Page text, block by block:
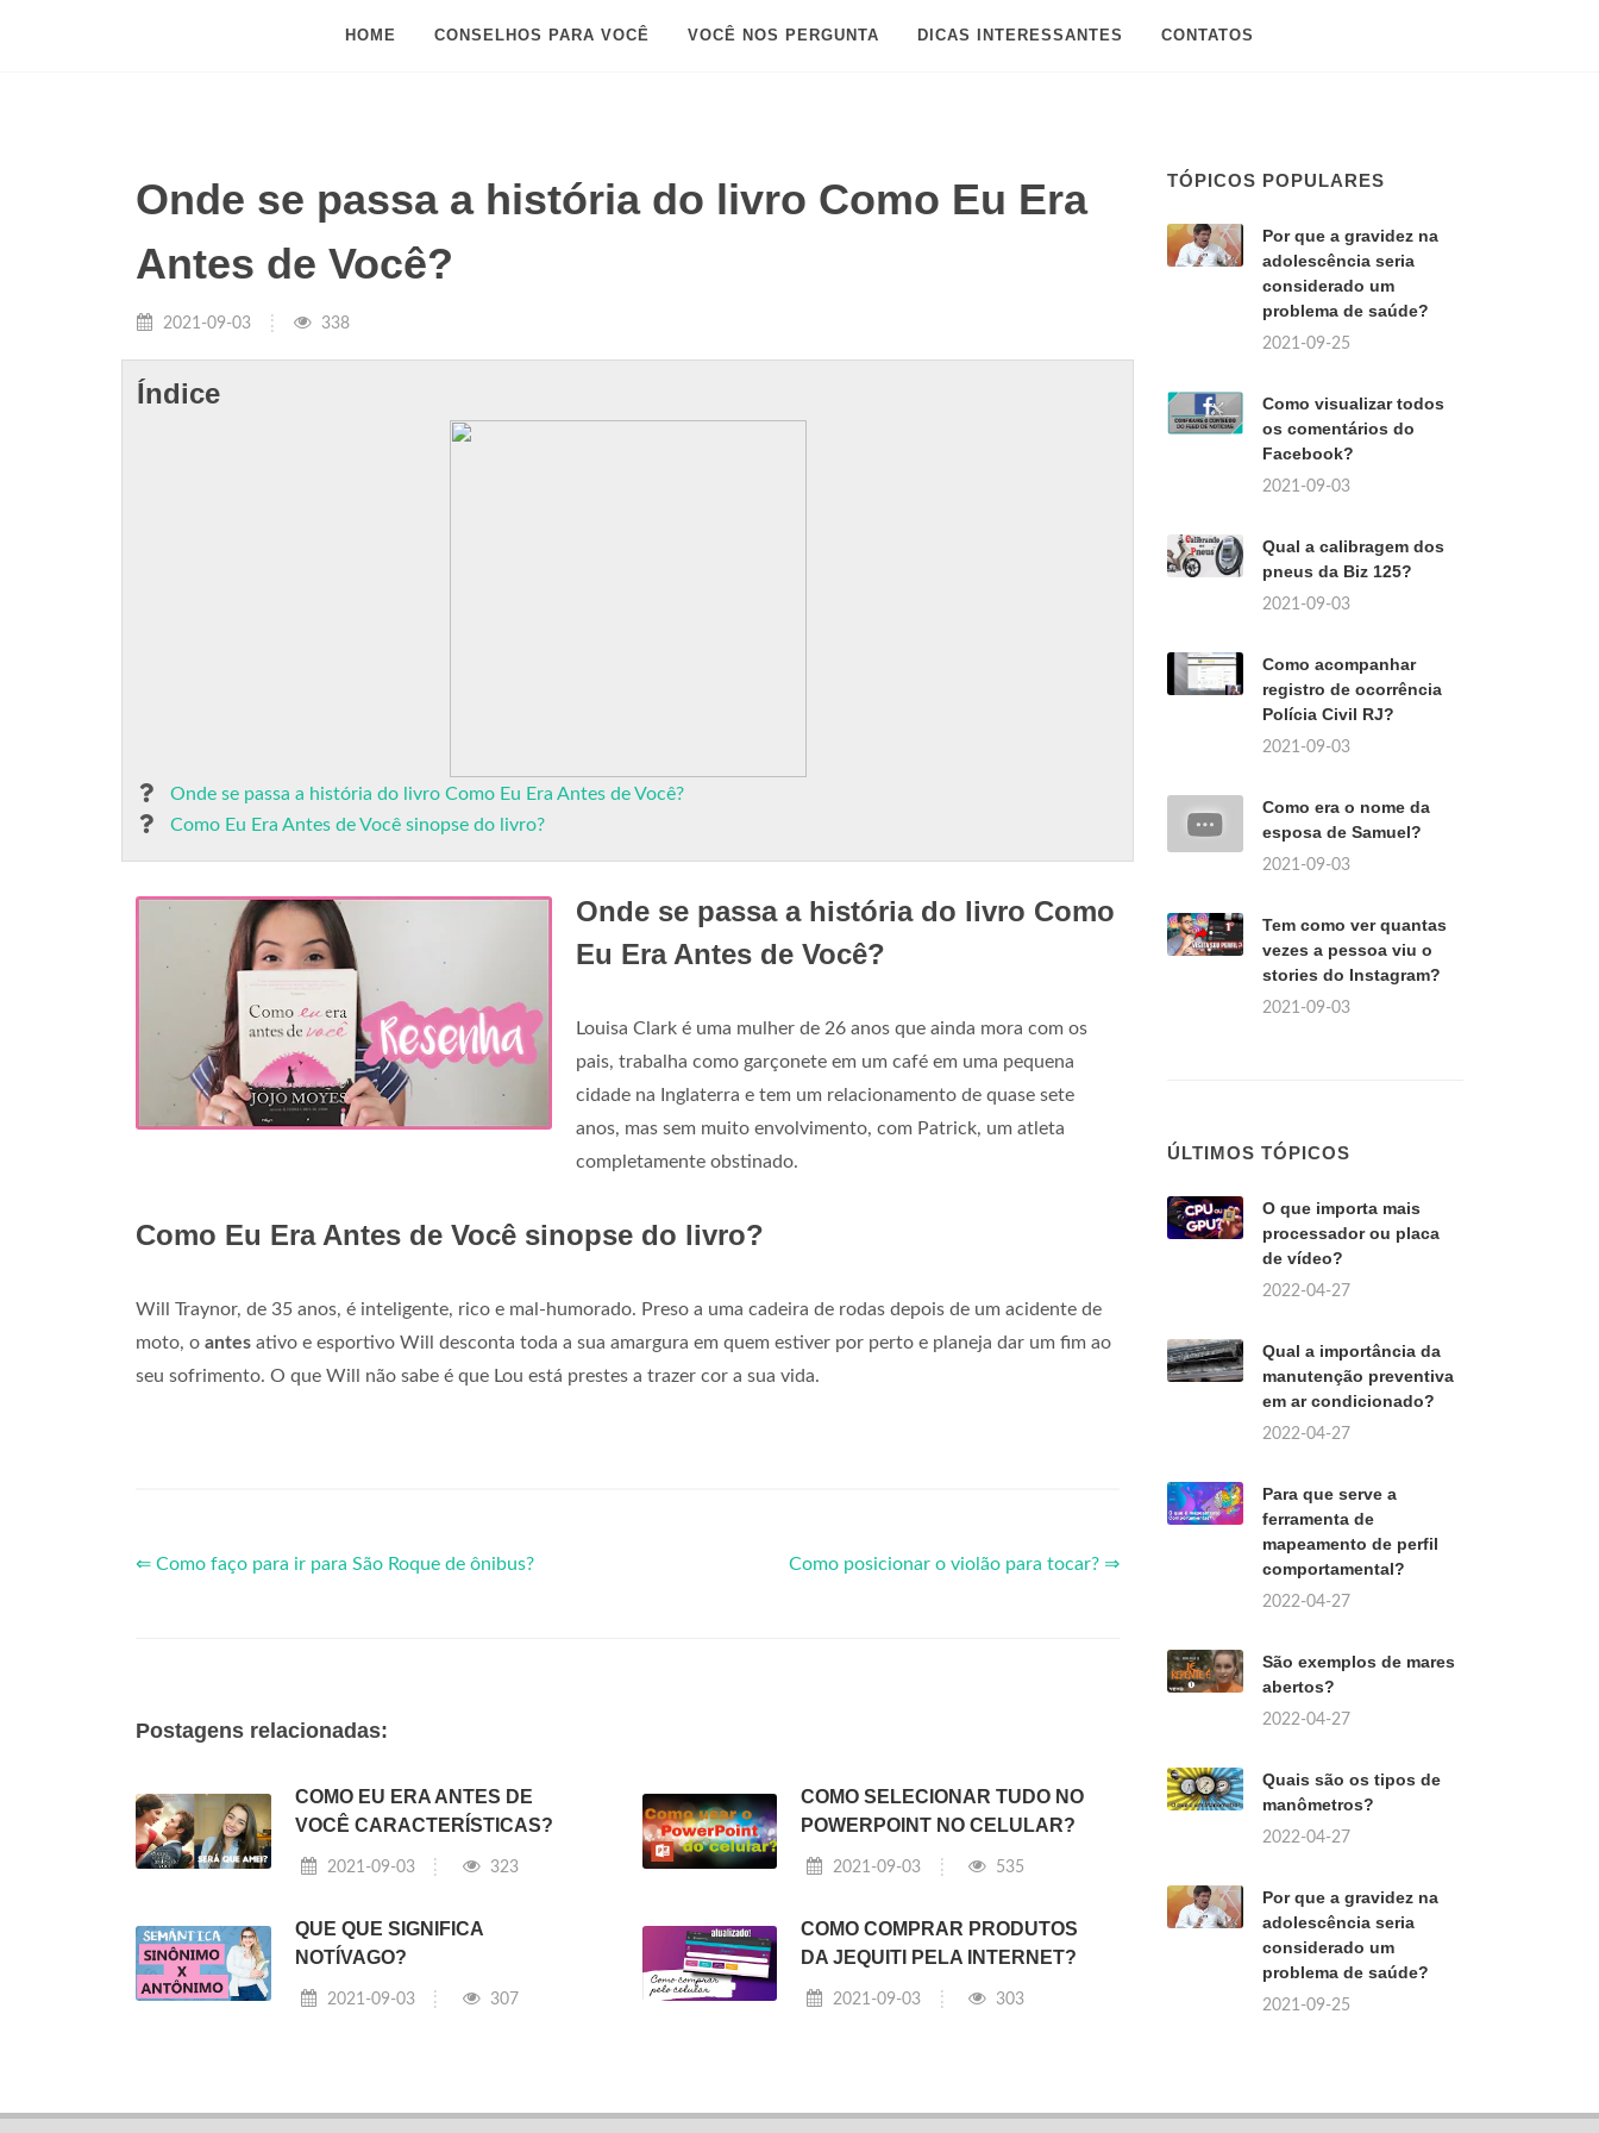
HOME CONSELHOS PARA VOCÊ VOCÊ NOS PERGUNTA DICAS INTERESSANTES CONTATOS
Onde se passa a história do livro Como Eu Era
Antes de Você?
2021-09-03 338
Índice
Onde se passa a história do livro Como Eu Era Antes de Você?
Como Eu Era Antes de Você sinopse do livro?
Onde se passa a história do livro Como
Eu Era Antes de Você?
Louisa Clark é uma mulher de 26 anos que ainda mora com os
pais, trabalha como garçonete em um café em uma pequena
cidade na Inglaterra e tem um relacionamento de quase sete
anos, mas sem muito envolvimento, com Patrick, um atleta
completamente obstinado.
Como Eu Era Antes de Você sinopse do livro?
Will Traynor, de 35 anos, é inteligente, rico e mal-humorado. Preso a uma cadeira de rodas depois de um acidente de
moto, o antes ativo e esportivo Will desconta toda a sua amargura em quem estiver por perto e planeja dar um fim ao
seu sofrimento. O que Will não sabe é que Lou está prestes a trazer cor a sua vida.
⇐ Como faço para ir para São Roque de ônibus? Como posicionar o violão para tocar? ⇒
Postagens relacionadas:
COMO EU ERA ANTES DE
VOCÊ CARACTERÍSTICAS?
2021-09-03 323
COMO SELECIONAR TUDO NO
POWERPOINT NO CELULAR?
2021-09-03 535
QUE QUE SIGNIFICA
NOTÍVAGO?
2021-09-03 307
COMO COMPRAR PRODUTOS
DA JEQUITI PELA INTERNET?
2021-09-03 303
TÓPICOS POPULARES
Por que a gravidez na
adolescência seria
considerado um
problema de saúde?
2021-09-25
Como visualizar todos
os comentários do
Facebook?
2021-09-03
Qual a calibragem dos
pneus da Biz 125?
2021-09-03
Como acompanhar
registro de ocorrência
Polícia Civil RJ?
2021-09-03
Como era o nome da
esposa de Samuel?
2021-09-03
Tem como ver quantas
vezes a pessoa viu o
stories do Instagram?
2021-09-03
ÚLTIMOS TÓPICOS
O que importa mais
processador ou placa
de vídeo?
2022-04-27
Qual a importância da
manutenção preventiva
em ar condicionado?
2022-04-27
Para que serve a
ferramenta de
mapeamento de perfil
comportamental?
2022-04-27
São exemplos de mares
abertos?
2022-04-27
Quais são os tipos de
manômetros?
2022-04-27
Por que a gravidez na
adolescência seria
considerado um
problema de saúde?
2021-09-25